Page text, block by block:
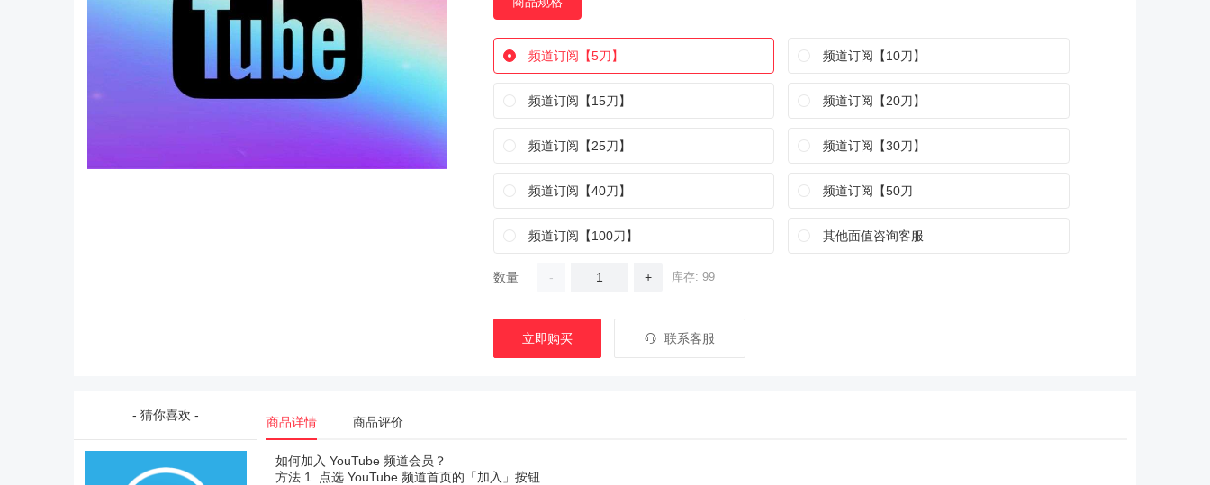
频道订阅【5刀】 频道订阅【10刀】
频道订阅【15刀】 频道订阅【20刀】
频道订阅【25刀】 频道订阅【30刀】
频道订阅【40刀】 频道订阅【50刀
频道订阅【100刀】 其他面值咨询客服
数量 - + 库存: 99
立即购买 联系客服
- 猜你喜欢 - 商品详情 商品评价
如何加入 YouTube 频道会员？
方法 1. 点选 YouTube 频道首页的「加入」按钮